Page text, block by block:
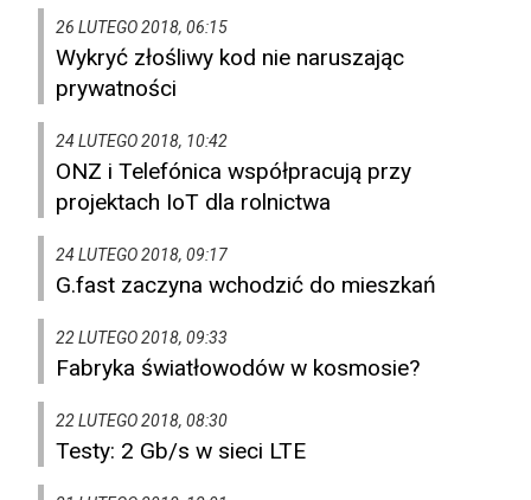
26 LUTEGO 2018, 06:15
Wykryć złośliwy kod nie naruszając
prywatności
24 LUTEGO 2018, 10:42
ONZ i Telefónica współpracują przy
projektach IoT dla rolnictwa
24 LUTEGO 2018, 09:17
G.fast zaczyna wchodzić do mieszkań
22 LUTEGO 2018, 09:33
Fabryka światłowodów w kosmosie?
22 LUTEGO 2018, 08:30
Testy: 2 Gb/s w sieci LTE